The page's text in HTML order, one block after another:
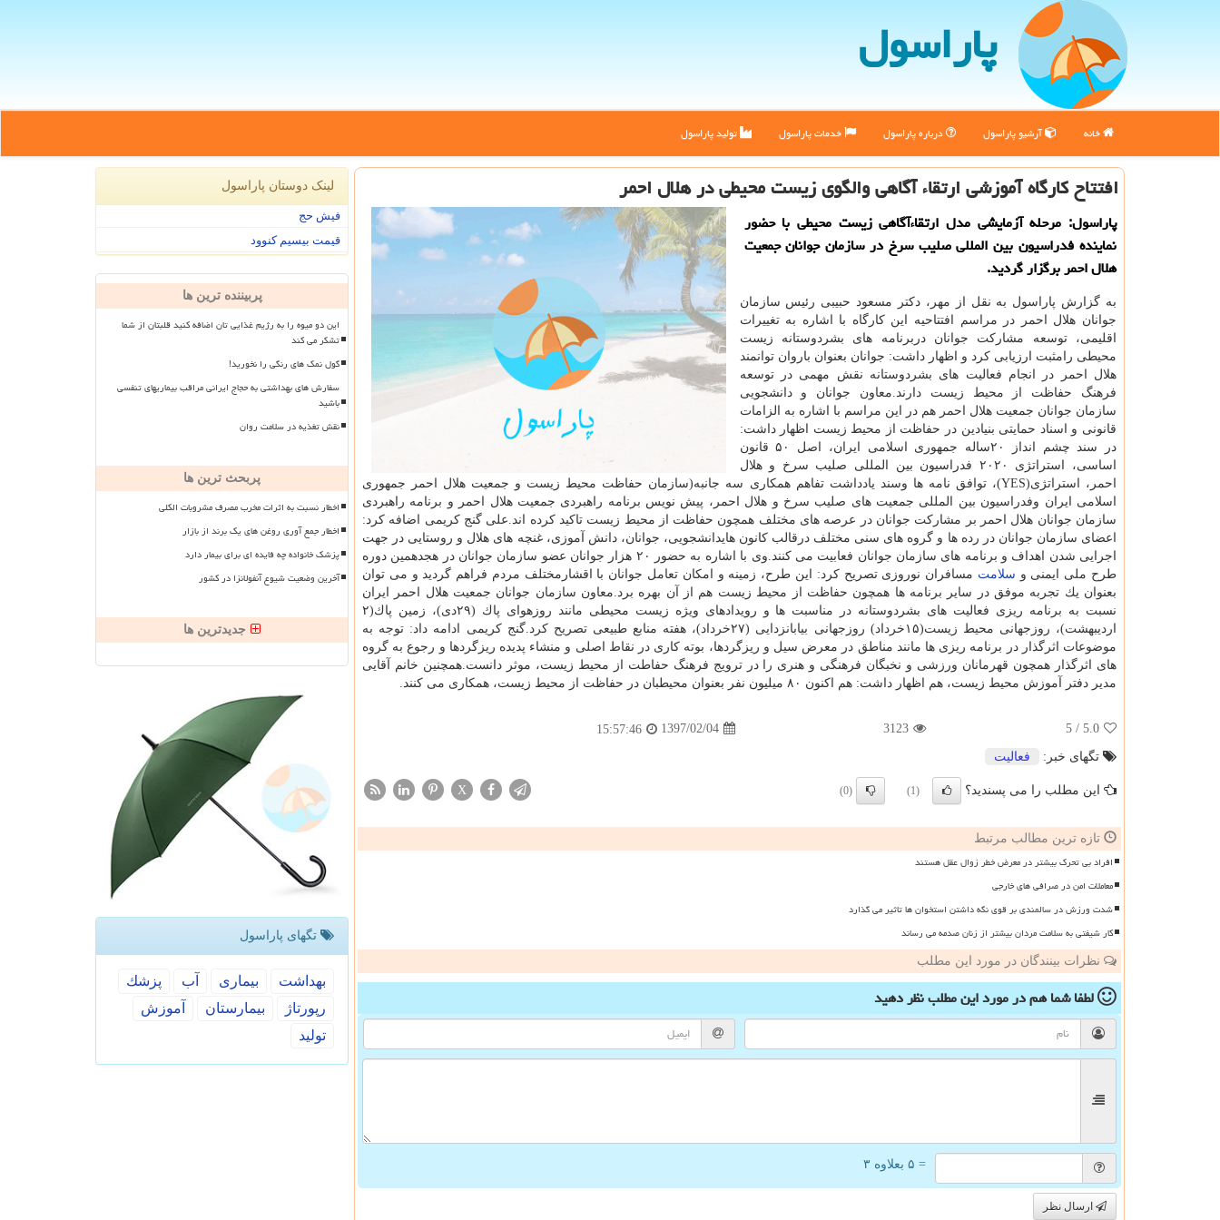
پاراسول
خانه آرشیو پاراسول درباره پاراسول خدمات پاراسول تولید پاراسول
افتتاح كارگاه آموزشی ارتقاء آگاهی والگوی زیست محیطی در هلال احمر
پاراسول: مرحله آزمایشی مدل ارتقاءآگاهی زیست محیطی با حضور
نماینده فدراسیون بین المللی صلیب سرخ در سازمان جوانان جمعیت
هلال احمر برگزار گردید.
به گزارش پاراسول به نقل از مهر، دكتر مسعود حبیبی رئیس سازمان
جوانان هلال احمر در مراسم افتتاحیه این كارگاه با اشاره به تغییرات
اقلیمی، توسعه مشاركت جوانان دربرنامه های بشردوستانه زیست
محیطی رامثبت ارزیابی كرد و اظهار داشت: جوانان بعنوان باروان توانمند
هلال احمر در انجام فعالیت های بشردوستانه نقش مهمی در توسعه
فرهنگ حفاظت از محیط زیست دارند.معاون جوانان و دانشجویی
سازمان جوانان جمعیت هلال احمر هم در این مراسم با اشاره به الزامات
قانونی و اسناد حمایتی بنیادین در حفاظت از محیط زیست اظهار داشت:
در سند چشم انداز ۲۰ساله جمهوری اسلامی ایران، اصل ۵۰ قانون
اساسی، استراتژی ۲۰۲۰ فدراسیون بین المللی صلیب سرخ و هلال
احمر، استراتژی(YES)، توافق نامه ها وسند یادداشت تفاهم همكاری سه جانبه(سازمان حفاظت محیط زیست و جمعیت هلال احمر جمهوری
اسلامی ایران وفدراسیون بین المللی جمعیت های صلیب سرخ و هلال احمر، پیش نویس برنامه راهبردی جمعیت هلال احمر و برنامه راهبردی
سازمان جوانان هلال احمر بر مشاركت جوانان در عرصه های مختلف همچون حفاظت از محیط زیست تاكید كرده اند.علی گنج كریمی اضافه كرد:
اعضای سازمان جوانان در رده ها و گروه های سنی مختلف درقالب كانون هایدانشجویی، جوانان، دانش آموزی، غنچه های هلال و روستایی در جهت
اجرایی شدن اهداف و برنامه های سازمان جوانان فعابیت می كنند.وی با اشاره به حضور ۲۰ هزار جوانان عضو سازمان جوانان در هجدهمین دوره
طرح ملی ایمنی و سلامت مسافران نوروزی تصریح كرد: این طرح، زمینه و امكان تعامل جوانان با اقشارمختلف مردم فراهم گردید و می توان
بعنوان یك تجربه موفق در سایر برنامه ها همچون حفاظت از محیط زیست هم از آن بهره برد.معاون سازمان جوانان جمعیت هلال احمر ایران
نسبت به برنامه ریزی فعالیت های بشردوستانه در مناسبت ها و رویدادهای ویژه زیست محیطی مانند روزهوای پاك (۲۹دی)، زمین پاك(۲
اردیبهشت)، روزجهانی محیط زیست(۱۵خرداد) روزجهانی بیابانزدایی (۲۷خرداد)، هفته منابع طبیعی تصریح كرد.گنج كریمی ادامه داد: توجه به
موضوعات اثرگذار در برنامه ریزی ها مانند مناطق در معرض سیل و ریزگردها، بوته كاری در نقاط اصلی و منشاء پدیده ریزگردها و رجوع به گروه
های اثرگذار همچون قهرمانان ورزشی و نخبگان فرهنگی و هنری را در ترویج فرهنگ حفاطت از محیط زیست، موثر دانست.همچنین خانم آقایی
مدیر دفتر آموزش محیط زیست، هم اظهار داشت: هم اكنون ۸۰ میلیون نفر بعنوان محیطبان در حفاظت از محیط زیست، همكاری می كنند.
5.0
/ 5
3123
1397/02/04
15:57:46
تگهای خبر:
فعالیت
این مطلب را می پسندید؟ (1)
(0)
X
تازه ترین مطالب مرتبط
افراد بی تحرک بیشتر در معرض خطر زوال عقل هستند
معاملات امن در صرافی های خارجی
شدت ورزش در سالمندی بر قوی نگه داشتن استخوان ها تاثیر می گذارد
کار شیفتی به سلامت مردان بیشتر از زنان صدمه می رساند
نظرات بینندگان در مورد این مطلب
لطفا شما همدر مورد این مطلبنظر دهید
= ۵ بعلاوه ۳
ارسال نظر
لینک دوستان پاراسول
فیش حج
قیمت بیسیم کنوود
پربیننده ترین ها
این دو میوه را به رژیم غذایی تان اضافه کنید قلبتان از شما
تشکر می کند
گول نمک های رنگی را نخورید!
سفارش های بهداشتی به حجاج ایرانی مراقب بیماریهای تنفسی
باشید
نقش تغذیه در سلامت روان
پربحث ترین ها
اخطار نسبت به اثرات مخرب مصرف مشروبات الکلی
اخطار جمع آوری روغن های یک برند از بازار
پزشک خانواده چه فایده ای برای بیمار دارد
آخرین وضعیت شیوع آنفولانزا در کشور
جدیدترین ها
تگهای پاراسول
بهداشت بیماری آب
پزشك
رپورتاژ
بیمارستان
آموزش
تولید